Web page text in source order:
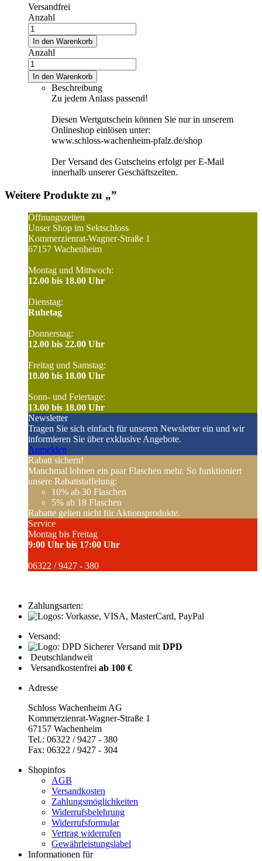
Versandfrei
Anzahl
In den Warenkorb
Anzahl
In den Warenkorb
Beschreibung
Zu jedem Anlass passend!
Diesen Wertgutschein können Sie nur in unserem
Onlineshop einlösen unter:
www.schloss-wachenheim-pfalz.de/shop
Der Versand des Gutscheins erfolgt per E-Mail
innerhalb unserer Geschäftszeiten.
Weitere Produkte zu „”
Öffnungszeiten
Unser Shop im Sektschloss
Kommerzienrat-Wagner-Straße 1
67157 Wachenheim
Montag und Mittwoch:
12.00 bis 18.00 Uhr
Dienstag:
Ruhetag
Donnerstag:
12.00 bis 22.00 Uhr
Freitag und Samstag:
10.00 bis 18.00 Uhr
Sonn- und Feiertage:
13.00 bis 18.00 Uhr
Newsletter
Tragen Sie sich einfach für unseren Newsletter ein und wir
informieren Sie über exklusive Angebote.
Anmelden
Rabatt sichern!
Manchmal lohnen ein paar Flaschen mehr. So funktioniert
unsere Rabattstaffelung:
10% ab 30 Flaschen
5% ab 18 Flaschen
Rabatte gelten nicht für Aktionsprodukte.
Service
Montag bis Freitag
9:00 Uhr bis 17:00 Uhr
06322 / 9427 - 380
Zahlungsarten:
Versand:
Sicherer Versand mit DPD
Deutschlandweit
Versandkostenfrei ab 100 €
Adresse
Schloss Wachenheim AG
Kommerzienrat-Wagner-Straße 1
67157 Wachenheim
Tel.: 06322 / 9427 - 380
Fax: 06322 / 9427 - 304
Shopinfos
AGB
Versandkosten
Zahlungsmöglichkeiten
Widerrufsbelehrung
Widerrufsformular
Vertrag widerrufen
Gewährleistungslabel
Informationen für